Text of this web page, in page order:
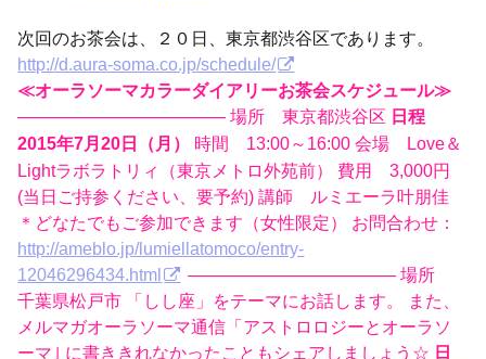
次回のお茶会は、２０日、東京都渋谷区であります。
http://d.aura-soma.co.jp/schedule/
≪オーラソーマカラーダイアリーお茶会スケジュール≫
———————————— 場所 東京都渋谷区 日程
2015年7月20日（月）
時間 13:00～16:00 会場 Love＆
Lightラボラトリィ（東京メトロ外苑前） 費用 3,000円
(当日ご持参ください、要予約) 講師 ルミエーラ叶朋佳
＊どなたでもご参加できます（女性限定） お問合わせ：
http://ameblo.jp/lumiellatomoco/entry-
12046296434.html
———————————— 場所
千葉県松戸市 「しし座」をテーマにお話します。 また、
メルマガオーラソーマ通信「アストロロジーとオーラソ
ーマ｣ に書ききれなかったこともシェアしましょう☆ 日